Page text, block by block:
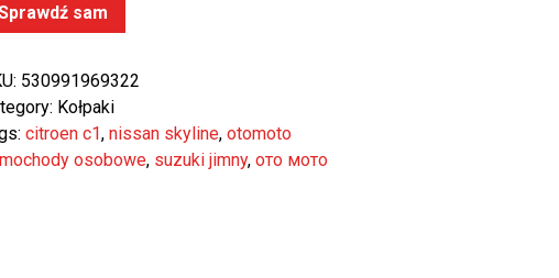
sam
530991969322
Kołpaki
citroen c1, nissan skyline, otomoto
osobowe, suzuki jimny, ото мото